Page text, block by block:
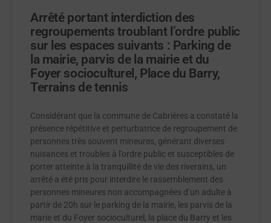
Arrêté portant interdiction des
regroupements troublant l’ordre public
sur les espaces suivants : Parking de
la mairie, parvis de la mairie et du
Foyer socioculturel, Place du Barry,
Terrains de tennis
Considérant que la commune de Cabrières a constaté la
présence répétitive et perturbatrice de regroupement de
personnes très souvent mineures, générant diverses
nuisances et troubles à l’ordre public et susceptibles de
porter atteinte à la tranquillité de vie des riverains, un
arrêté a été pris pour interdire le rassemblement des
personnes mineures non accompagnées d’un adulte à
partir de 20h sur le parking de la mairie, les parvis de la
marie et du Foyer socioculturel, la place du Barry et les